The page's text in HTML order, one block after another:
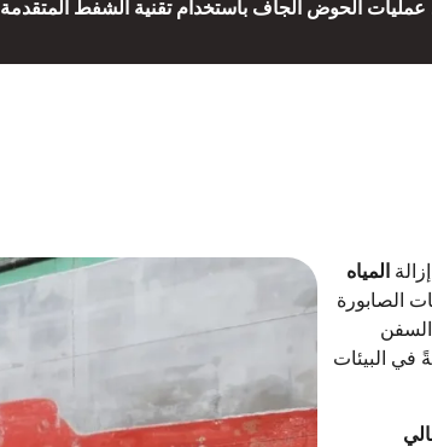
الحوض الجاف باستخدام تقنية الشفط المتقدمة
المياه
الصابورة
في البيئات